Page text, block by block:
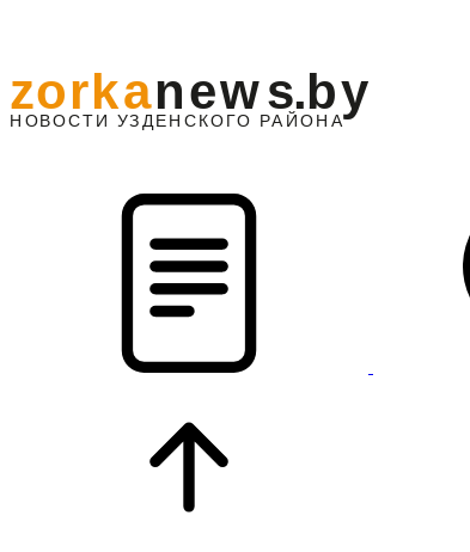
НО ВОСТИ УЗДЕНС КО ГО РАЙОНА
zorkanews.by